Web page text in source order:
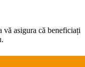
vă asigura că beneficiați